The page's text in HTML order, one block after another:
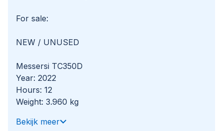
For sale:
NEW / UNUSED
Messersi TC350D
Year: 2022
Hours: 12
Weight: 3.960 kg
Bucket capacity: 1.88 m3
Bekijk meer